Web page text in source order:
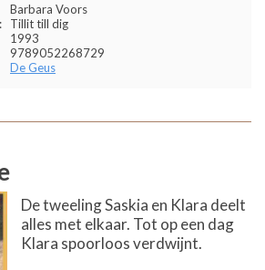
Barbara Voors
Tillit till dig
1993
9789052268729
De Geus
De tweeling Saskia en Klara deelt
alles met elkaar. Tot op een dag
Klara spoorloos verdwijnt.